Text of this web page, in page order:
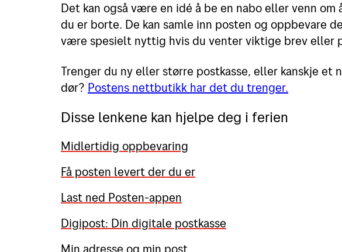
Det kan også være en idé å be en nabo eller venn om
du er borte. De kan samle inn posten og oppbevare
være spesielt nyttig hvis du venter viktige brev eller
Trenger du ny eller større postkasse, eller kanskje et
dør? Postens nettbutikk har det du trenger.
Disse lenkene kan hjelpe deg i ferien
Midlertidig oppbevaring
Få posten levert der du er
Last ned Posten-appen
Digipost: Din digitale postkasse
Min adresse og min post